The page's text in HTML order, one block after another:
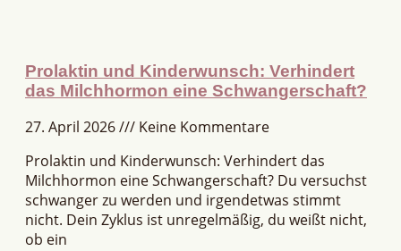
Prolaktin und Kinderwunsch: Verhindert
das Milchhormon eine Schwangerschaft?
27. April 2026
Keine Kommentare
Prolaktin und Kinderwunsch: Verhindert das
Milchhormon eine Schwangerschaft? Du versuchst
schwanger zu werden und irgendetwas stimmt
nicht. Dein Zyklus ist unregelmäßig, du weißt nicht,
ob ein